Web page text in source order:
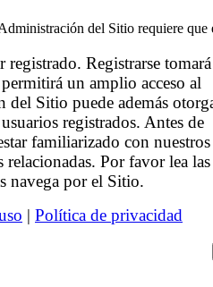
del Sitio requiere que
registrado. Registrarse
un amplio acceso al
del Sitio puede además
registrados. Antes de
familiarizado con nuestros
Por favor lea las
navega por el Sitio.
| Política de privacidad